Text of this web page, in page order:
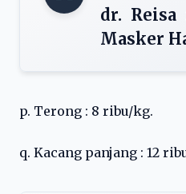
dr. Reisa
Masker
p. Terong : 8 ribu/kg.
q. Kacang panjang : 12